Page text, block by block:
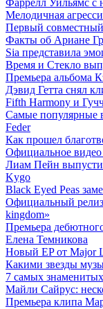
Фаррелл Уильямс с
Мелодичная
Первый
Факты об Ариане
Sia представила
Время и Стекло
Премьера альбома
Дэвид Гетта снял
Fifth Harmony и
Самые популярные
Feder
Как прошел
Официальное
Лиам Пейн
Kygo
Black Eyed Peas
Официальный релиз
kingdom»
Премьера
Елена Темникова
Новый EP от Major
Какими звезды
7 самых
Майли Сайрус:
Премьера клипа